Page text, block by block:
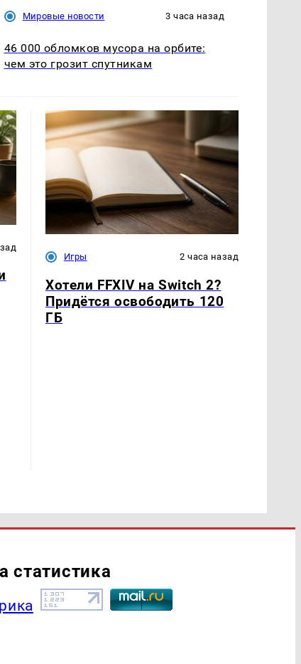
Мировые новости 3 часа назад
46 000 обломков мусора на орбите:
чем это грозит спутникам
Игры 2 часа назад
Хотели FFXIV на Switch 2?
Придётся освободить 120
ГБ
статистика